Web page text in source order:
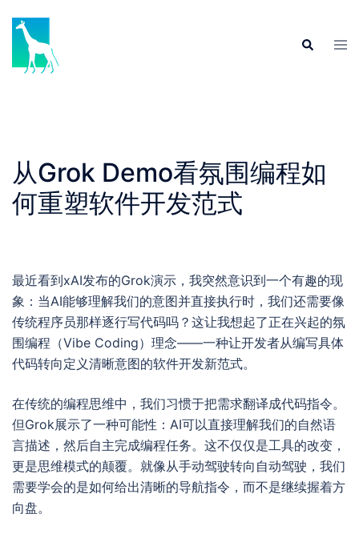
content
Search
从Grok Demo看氛围编程如
何重塑软件开发范式
最近看到xAI发布的Grok演示，我突然意识到一个有趣的现
象：当AI能够理解我们的意图并直接执行时，我们还需要像
传统程序员那样逐行写代码吗？这让我想起了正在兴起的氛
围编程（Vibe Coding）理念——一种让开发者从编写具体
代码转向定义清晰意图的软件开发新范式。
在传统的编程思维中，我们习惯于把需求翻译成代码指令。
但Grok展示了一种可能性：AI可以直接理解我们的自然语
言描述，然后自主完成编程任务。这不仅仅是工具的改变，
更是思维模式的颠覆。就像从手动驾驶转向自动驾驶，我们
需要学会的是如何给出清晰的导航指令，而不是继续握着方
向盘。